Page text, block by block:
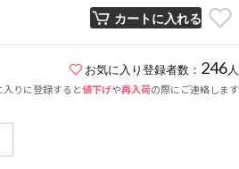
カートに入れる
お気に入り登録者数： 246 人
入りに登録すると値下げや再入荷の際にご連絡します